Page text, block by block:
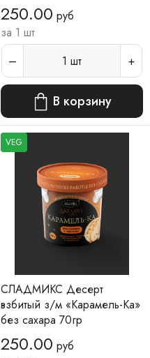
250.00 руб
за 1 шт
1 шт
В корзину
VEG
СЛАДМИКС Десерт
взбитый з/м «Карамель-Ка»
без сахара 70гр
250.00 руб